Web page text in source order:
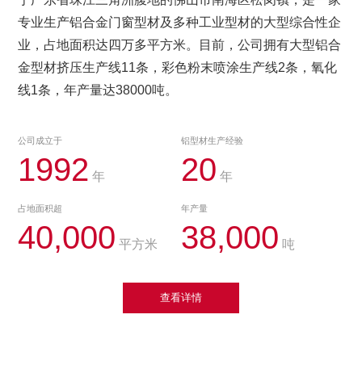
专业生产铝合金门窗型材及多种工业型材的大型综合性企
业，占地面积达四万多平方米。目前，公司拥有大型铝合
金型材挤压生产线11条，彩色粉末喷涂生产线2条，氧化
线1条，年产量达38000吨。
公司成立于
1992 年
铝型材生产经验
20 年
占地面积超
40,000 平方米
年产量
38,000 吨
查看详情